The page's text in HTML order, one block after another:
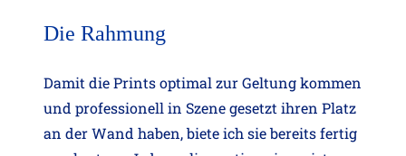
Die Rahmung
Damit die Prints optimal zur Geltung kommen
und professionell in Szene gesetzt ihren Platz
an der Wand haben, biete ich sie bereits fertig